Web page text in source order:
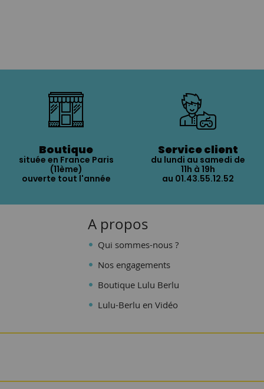
Boutique
située en France Paris
(11ème)
ouverte tout l'année
Service client
du lundi au samedi de
11h à 19h
au 01.43.55.12.52
A propos
Qui sommes-nous ?
Nos engagements
Boutique Lulu Berlu
Lulu-Berlu en Vidéo